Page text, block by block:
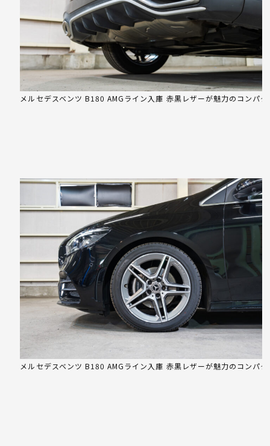
メルセデスベンツ B180 AMGライン入庫 赤黒レザーが魅力のコンパ
メルセデスベンツ B180 AMGライン入庫 赤黒レザーが魅力のコンパ